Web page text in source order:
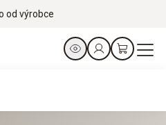
od výrobce